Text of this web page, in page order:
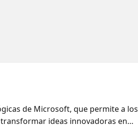
de Microsoft, que permite a los
ideas innovadoras en
un servicio de IA de Microsoft. Las